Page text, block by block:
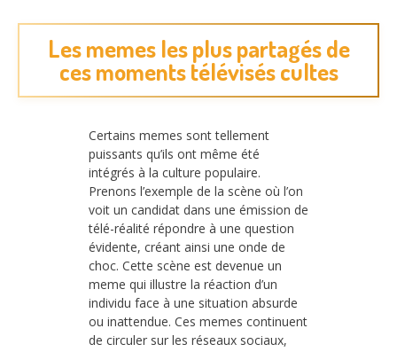
Les memes les plus partagés de
ces moments télévisés cultes
Certains memes sont tellement
puissants qu’ils ont même été
intégrés à la culture populaire.
Prenons l’exemple de la scène où l’on
voit un candidat dans une émission de
télé-réalité répondre à une question
évidente, créant ainsi une onde de
choc. Cette scène est devenue un
meme qui illustre la réaction d’un
individu face à une situation absurde
ou inattendue. Ces memes continuent
de circuler sur les réseaux sociaux,